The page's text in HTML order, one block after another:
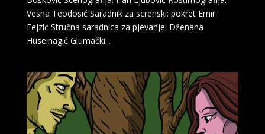
Vesna Teodosić Saradnik za screnski: pokret Emir
Fejzić Stručna saradnica za pjevanje: Dženana
Huseinagić Glumački...